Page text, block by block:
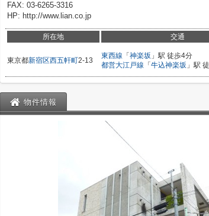
FAX: 03-6265-3316
HP: http://www.lian.co.jp
所在地 交通
東京都新宿区西五軒町2-13
東西線 「 神楽坂 」駅 徒歩4分
都営大江戸線 「 牛込神楽坂 」駅
物件情報